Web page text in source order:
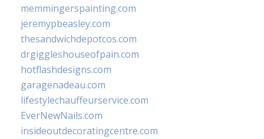
memmingerspainting.com
jeremypbeasley.com
thesandwichdepotcos.com
drgiggleshouseofpain.com
hotflashdesigns.com
garagenadeau.com
lifestylechauffeurservice.com
EverNewNails.com
insideoutdecoratingcentre.com